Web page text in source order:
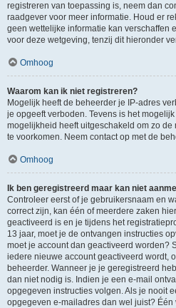
registreren van toepassing is, neem dan
raadgever voor meer informatie. Houd er
geen wettelijke informatie kan verschaffen
voor deze wetgeving, tenzij dit hieronder
Omhoog
Waarom kan ik niet registreren?
Mogelijk heeft de beheerder je IP-adres
je opgeeft verboden. Tevens is het
mogelijkheid heeft uitgeschakeld om zo
te voorkomen. Neem contact op met de
Omhoog
Ik ben geregistreerd maar kan niet
Controleer eerst of je gebruikersnaam en
correct zijn, kan één of meerdere zaken
geactiveerd is en je tijdens het
13 jaar, moet je de ontvangen instructies
moet je account dan geactiveerd worden?
iedere nieuwe account geactiveerd wordt,
beheerder. Wanneer je je geregistreerd
dan niet nodig is. Indien je een e-mail
opgegeven instructies volgen. Als je nooit
opgegeven e-mailadres dan wel juist?